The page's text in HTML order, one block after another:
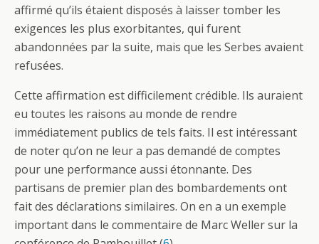
affirmé qu’ils étaient disposés à laisser tomber les
exigences les plus exorbitantes, qui furent
abandonnées par la suite, mais que les Serbes avaient
refusées.
Cette affirmation est difficilement crédible. Ils auraient
eu toutes les raisons au monde de rendre
immédiatement publics de tels faits. Il est intéressant
de noter qu’on ne leur a pas demandé de comptes
pour une performance aussi étonnante. Des
partisans de premier plan des bombardements ont
fait des déclarations similaires. On en a un exemple
important dans le commentaire de Marc Weller sur la